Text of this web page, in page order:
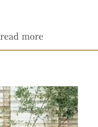
read more